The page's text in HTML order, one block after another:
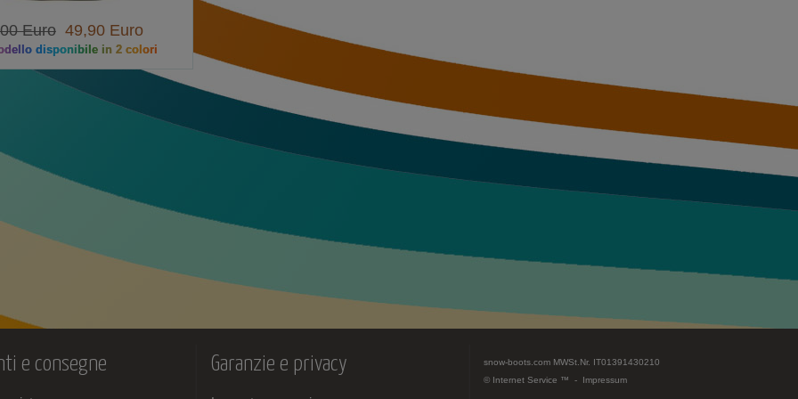
Euro49,90 Euro
disponibile in 2 colori
e consegne Garanzie e privacy snow-boots.com MWSt.Nr. IT01391430210
© Internet Service ™ - Impressum